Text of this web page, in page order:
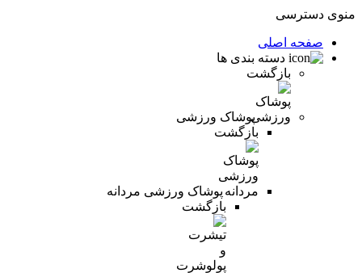
منوی دسترسی
صفحه اصلی
دسته بندی ها
بازگشت
پوشاک ورزشی
بازگشت
پوشاک ورزشی مردانه
بازگشت